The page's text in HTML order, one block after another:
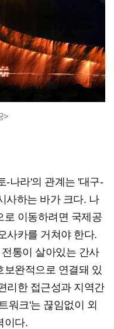
>
-나라'의 관계는 '대구-
사하는 바가 크다. 나
로 이동하려면 국제공
사카를 거쳐야 한다.
통이 살아있는 간사
보완적으로 연결돼 있
리한 접근성과 지역간
워크'는 끊임없이 외
이다.